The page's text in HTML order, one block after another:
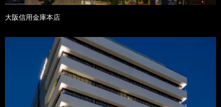
大阪信用金庫本店